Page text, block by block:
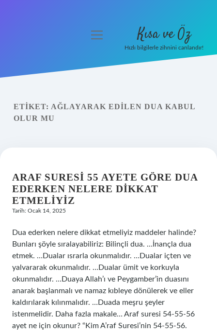
Yasal Uyarı
menüyü
Kısa ve Öz
Hızlı bilgilerle zihnini canlandır!
ETIKET: AĞLAYARAK EDILEN DUA KABUL
OLUR MU
ARAF SURESI 55 AYETE GÖRE DUA
EDERKEN NELERE DIKKAT
ETMELIYIZ
Tarih: Ocak 14, 2025
Dua ederken nelere dikkat etmeliyiz maddeler halinde?
Bunları şöyle sıralayabiliriz: Bilinçli dua. …İnançla dua
etmek. …Dualar ısrarla okunmalıdır. …Dualar içten ve
yalvararak okunmalıdır. …Dualar ümit ve korkuyla
okunmalıdır. …Duaya Allah’ı ve Peygamber’in duasını
anarak başlanmalı ve namaz kıbleye dönülerek ve eller
kaldırılarak kılınmalıdır. …Duada meşru şeyler
istenmelidir. Daha fazla makale… Araf suresi 54-55-56
ayet ne için okunur? “Kim A’raf Suresi’nin 54-55-56.